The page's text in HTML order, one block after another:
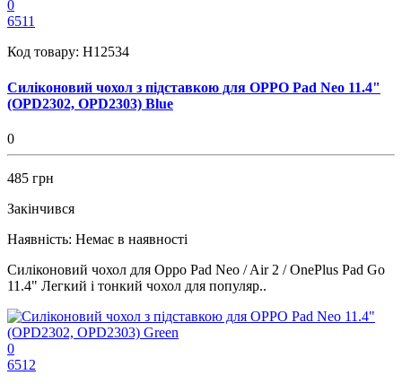
0
6511
Код товару: H12534
Силіконовий чохол з підставкою для OPPO Pad Neo 11.4"
(OPD2302, OPD2303) Blue
0
485 грн
Закінчився
Наявність: Немає в наявності
Силіконовий чохол для Oppo Pad Neo / Air 2 / OnePlus Pad Go
11.4" Легкий і тонкий чохол для популяр..
0
6512